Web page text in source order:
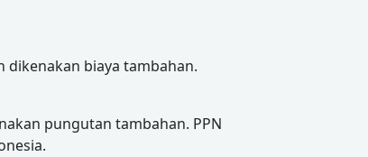
dikenakan biaya tambahan.
pungutan tambahan. PPN